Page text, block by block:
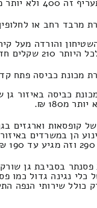
מ190 שקל.
מרבד רחב או
והורדה מעל
מכונת כביסה פתח
כביסה באיזור גן
קופסאות וארגזים
הן במשרדים
בסביבת גן
כלי נגינה גדול כמו